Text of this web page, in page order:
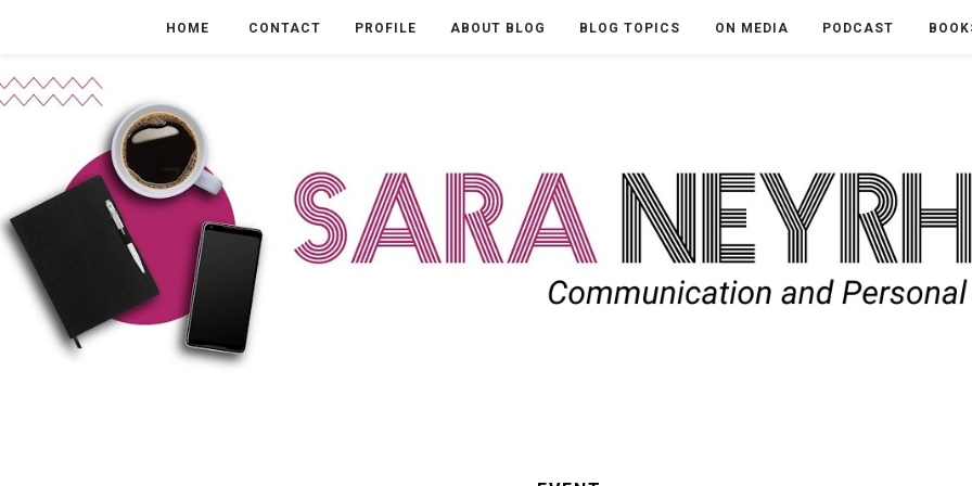
HOME CONTACT PROFILE ABOUT BLOG BLOG TOPICS ON MEDIA PODCAST